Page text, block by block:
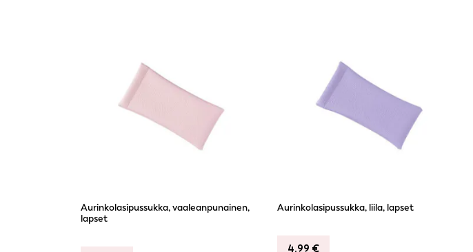
Aurinkolasipussukka, vaaleanpunainen,
lapset
Aurinkolasipussukka, liila, lapset
4,99 €